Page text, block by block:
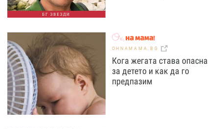
БГ ЗВЕЗДИ
OHNAMAMA.BG
Кога жегата става опасна
за детето и как да го
предпазим